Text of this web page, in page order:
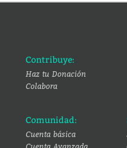
Contribuye:
Haz tu Donación
Colabora
Comunidad:
Cuenta básica